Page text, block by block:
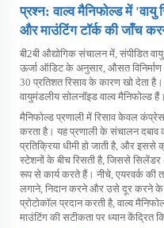
प्रश्न: वाल्व मैनिफोल्ड में
और माउंटिंग टॉर्क की जाँच
बी2बी औद्योगिक संचालन में, संपीडित
ऊर्जा ऑडिट के अनुसार, औसत
30 प्रतिशत रिसाव के कारण खो देता
वायुमंडलीय सोलनॉइड वाल्व मैनिफोल्ड हैं।
मैनिफोल्ड प्रणाली में रिसाव केवल
करता है। यह प्रणाली के संचालन
प्रतिक्रिया धीमी हो जाती है, और इससे
स्टेशनों के बीच रिसती है, जिससे सिलेंडर
रूप से कार्य करते हैं। नीचे, एयरवर्क की
लगाने, निदान करने और उसे दूर करने के
प्रोटोकॉल प्रदान करती है, वाल्व
माउंटिंग की सटीकता पर ध्यान केंद्रित